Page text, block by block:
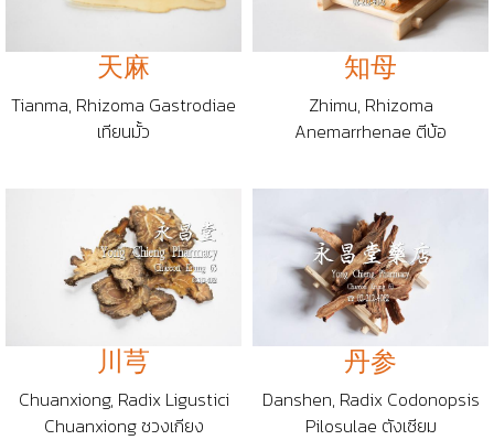
天麻
Tianma, Rhizoma Gastrodiae
เทียนมั้ว
知母
Zhimu, Rhizoma
Anemarrhenae ตีบ้อ
川芎
Chuanxiong, Radix Ligustici
Chuanxiong ชวงเกียง
丹参
Danshen, Radix Codonopsis
Pilosulae ตังเซียม